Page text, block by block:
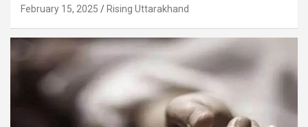
February 15, 2025 Rising Uttarakhand